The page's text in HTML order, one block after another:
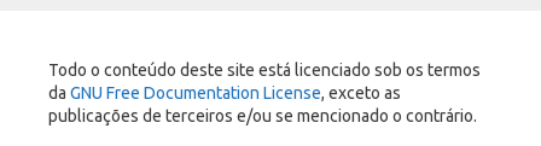
Todo o conteúdo deste site está licenciado sob os termos
da GNU Free Documentation License, exceto as
publicações de terceiros e/ou se mencionado o contrário.